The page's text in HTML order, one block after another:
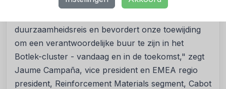
significante hoeveelheden CO2 te reduceren. Deze
duurzaamheidsreis en bevordert onze toewijding
om een verantwoordelijke buur te zijn in het
Botlek-cluster - vandaag en in de toekomst," zegt
Jaume Campaña, vice president en EMEA regio
president, Reinforcement Materials segment, Cabot